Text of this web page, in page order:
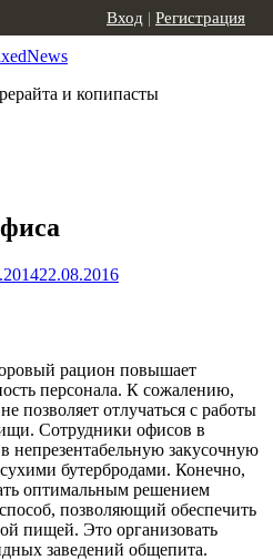
и копипасты
Вход | Регистрация
22.08.2016
рацион повышает
персонала. К сожалению,
позволяет отлучаться с работы
Сотрудники офисов в
непрезентабельную закусочную
бутербродами. Конечно,
оптимальным решением
позволяющий обеспечить
пищей. Это организовать
заведений общепита.